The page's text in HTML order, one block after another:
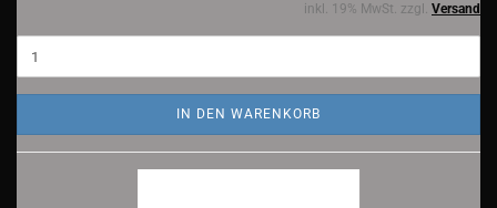
inkl. 19% MwSt. zzgl. Versand
IN DEN WARENKORB